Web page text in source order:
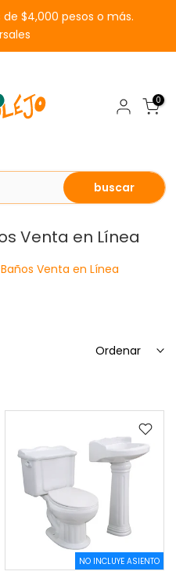
$4,000 pesos o más.
0
buscar
Venta en Línea
Venta en Línea
Ordenar
NO INCLUYE ASIENTO